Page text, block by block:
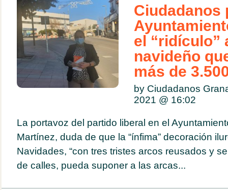
Ciudadanos
el “ridículo”
navideño
más de
by Ciudadanos
2021 @ 16:02
La portavoz del partido liberal en el
Martínez, duda de que la “ínfima” decoración
Navidades, “con tres tristes arcos reusados y
de calles, pueda suponer a las arcas...